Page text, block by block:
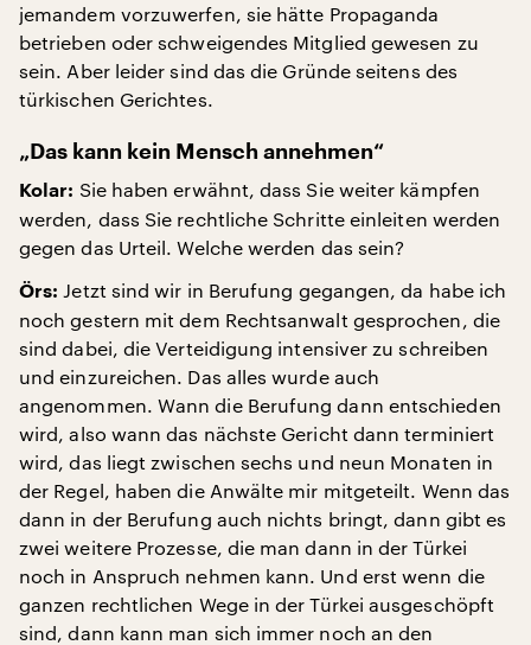
jemandem vorzuwerfen, sie hätte Propaganda
betrieben oder schweigendes Mitglied gewesen zu
sein. Aber leider sind das die Gründe seitens des
türkischen Gerichtes.
„Das kann kein Mensch annehmen“
Kolar: Sie haben erwähnt, dass Sie weiter kämpfen
werden, dass Sie rechtliche Schritte einleiten werden
gegen das Urteil. Welche werden das sein?
Örs: Jetzt sind wir in Berufung gegangen, da habe ich
noch gestern mit dem Rechtsanwalt gesprochen, die
sind dabei, die Verteidigung intensiver zu schreiben
und einzureichen. Das alles wurde auch
angenommen. Wann die Berufung dann entschieden
wird, also wann das nächste Gericht dann terminiert
wird, das liegt zwischen sechs und neun Monaten in
der Regel, haben die Anwälte mir mitgeteilt. Wenn das
dann in der Berufung auch nichts bringt, dann gibt es
zwei weitere Prozesse, die man dann in der Türkei
noch in Anspruch nehmen kann. Und erst wenn die
ganzen rechtlichen Wege in der Türkei ausgeschöpft
sind, dann kann man sich immer noch an den